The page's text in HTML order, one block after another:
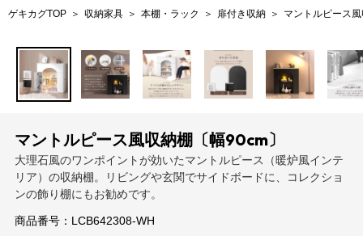
テ
の
ゲ
カ
グ
ゲキカグTOP 収納家具 本棚・ラック 扉付き収納 マントルピース
マントルピース風収納棚〔幅90cm〕
大理石風のワンポイントが効いたマントルピース（暖炉風インテ
リア）の収納棚。リビングや玄関でサイドボードに、コレクショ
ンの飾り棚にもお勧めです。
商品番号： LCB642308-WH